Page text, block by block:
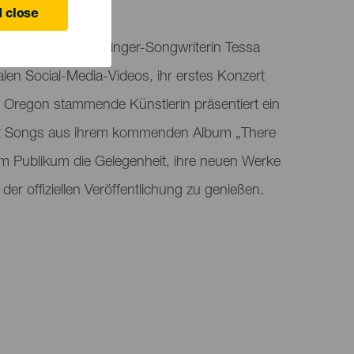
close
gibt die Singer-Songwriterin Tessa
Social-Media-Videos, ihr erstes Konzert
stammende Künstlerin präsentiert ein
aus ihrem kommenden Album „There
Publikum die Gelegenheit, ihre neuen Werke
offiziellen Veröffentlichung zu genießen.